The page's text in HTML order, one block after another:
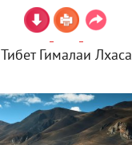
Тибет Гималаи Лхаса